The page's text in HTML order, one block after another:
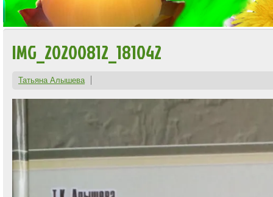
IMG_20200812_181042
Татьяна Алышева